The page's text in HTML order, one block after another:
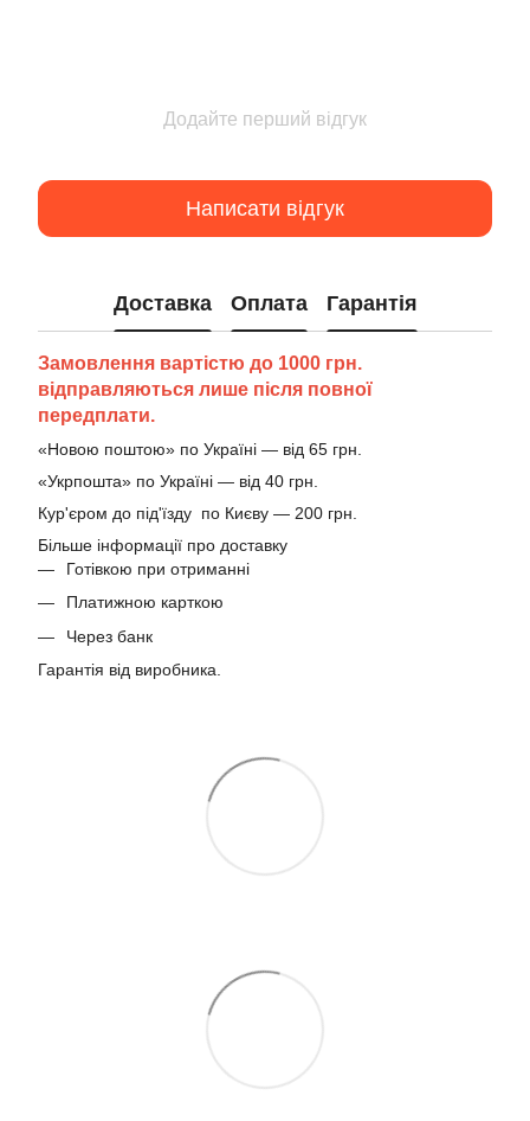
Додайте перший відгук
Написати відгук
Доставка Оплата Гарантія
Замовлення вартістю до 1000 грн.
відправляються лише після повної
передплати.
«Новою поштою» по Україні — від 65 грн.
«Укрпошта» по Україні — від 40 грн.
Кур'єром до під'їзду по Києву — 200 грн.
Більше інформації про доставку
Готівкою при отриманні
Платижною карткою
Через банк
Гарантія від виробника.